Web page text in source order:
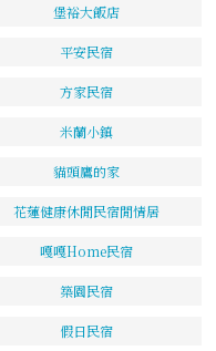
堡裕大飯店
平安民宿
方家民宿
米蘭小鎮
貓頭鷹的家
花蓮健康休閒民宿閒情居
嘎嘎Home民宿
築園民宿
假日民宿